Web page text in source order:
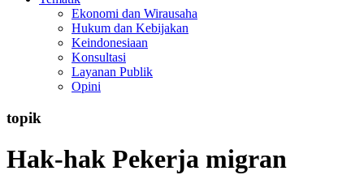
Ekonomi dan Wirausaha
Hukum dan Kebijakan
Keindonesiaan
Konsultasi
Layanan Publik
Opini
topik
Hak-hak Pekerja migran